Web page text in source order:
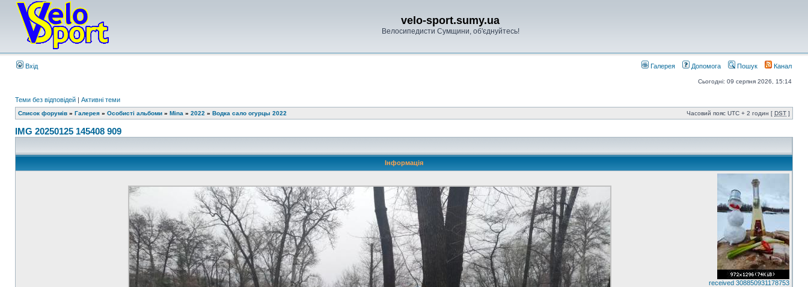
velo-sport.sumy.ua
Велосипедисти Сумщини, об'єднуйтесь!
Вхід Галерея Допомога Пошук Канал
Сьогодні: 09 серпня 2026, 15:14
Теми без відповідей | Активні теми
Список форумів » Галерея » Особисті альбоми » Mina » 2022 » Водка сало огурцы 2022 Часовий пояс UTC + 2 годин [ DST ]
IMG 20250125 145408 909
Інформація
received 308850931178753